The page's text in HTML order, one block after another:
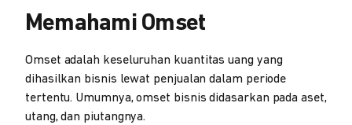
Memahami Omset
Omset adalah keseluruhan kuantitas uang yang
dihasilkan bisnis lewat penjualan dalam periode
tertentu. Umumnya, omset bisnis didasarkan pada aset,
utang, dan piutangnya.